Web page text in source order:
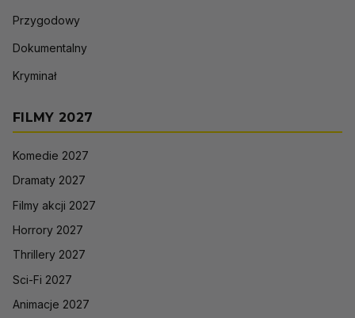
Przygodowy
Dokumentalny
Kryminał
FILMY 2027
Komedie 2027
Dramaty 2027
Filmy akcji 2027
Horrory 2027
Thrillery 2027
Sci-Fi 2027
Animacje 2027